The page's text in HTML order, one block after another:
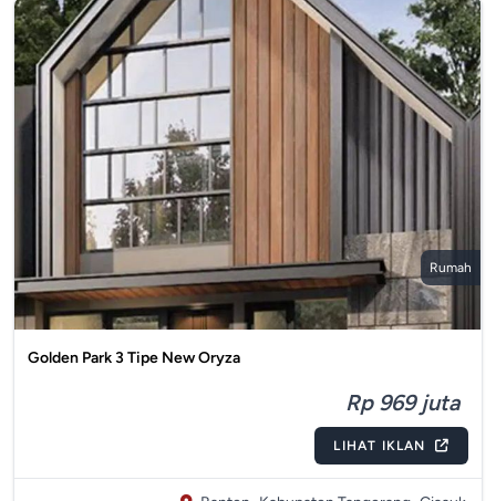
Rumah
Golden Park 3 Tipe New Oryza
Rp 969 juta
LIHAT IKLAN